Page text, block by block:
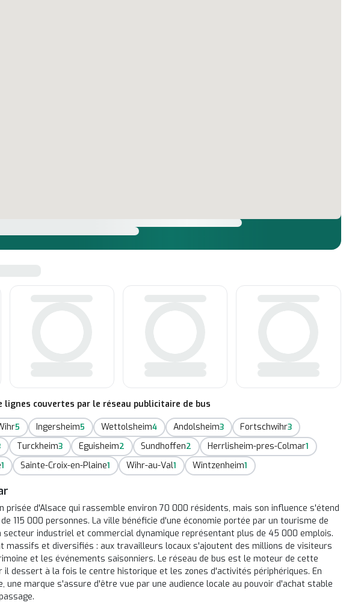
lignes couvertes par le réseau publicitaire de bus
5 Ingersheim5 Wettolsheim4 Andolsheim3 Fortschwihr3
Turckheim3 Eguisheim2 Sundhoffen2 Herrlisheim-pres-Colmar1
1 Sainte-Croix-en-Plaine1 Wihr-au-Val1 Wintzenheim1
prisée d'Alsace qui rassemble environ 70 000 résidents, mais son influence s'étend
115 000 personnes. La ville bénéficie d'une économie portée par un tourisme de
secteur industriel et commercial dynamique représentant plus de 45 000 emplois.
massifs et diversifiés : aux travailleurs locaux s'ajoutent des millions de visiteurs
et les événements saisonniers. Le réseau de bus est le moteur de cette
il dessert à la fois le centre historique et les zones d'activités périphériques. En
une marque s'assure d'être vue par une audience locale au pouvoir d'achat stable